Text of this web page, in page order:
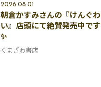
2026.08.01
朝倉かすみさんの『けんぐわ
い』店頭にて絶賛発売中です
✨
くまざわ書店